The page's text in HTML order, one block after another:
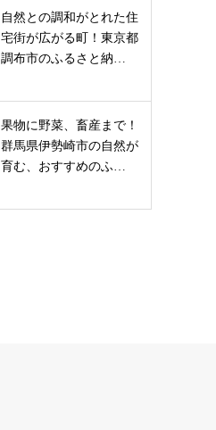
自然との調和がとれた住
宅街が広がる町！東京都
調布市のふるさと納…
果物に野菜、畜産まで！
群馬県伊勢崎市の自然が
育む、おすすめのふ…